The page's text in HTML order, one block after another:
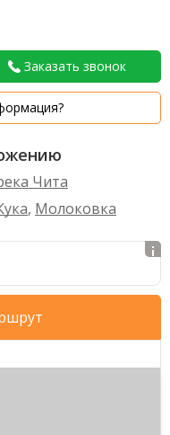
Заказать звонок
Чита
, Молоковка